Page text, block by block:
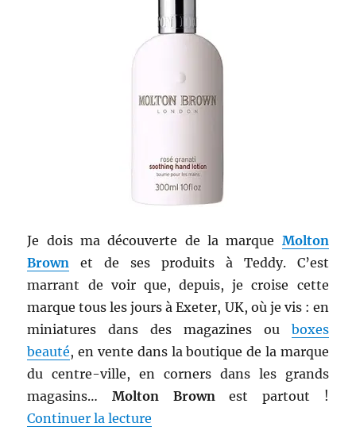
Je dois ma découverte de la marque Molton
Brown et de ses produits à Teddy. C’est
marrant de voir que, depuis, je croise cette
marque tous les jours à Exeter, UK, où je vis : en
miniatures dans des magazines ou boxes
beauté, en vente dans la boutique de la marque
du centre-ville, en corners dans les grands
magasins…Molton Brownest partout !
Continuer la lecture